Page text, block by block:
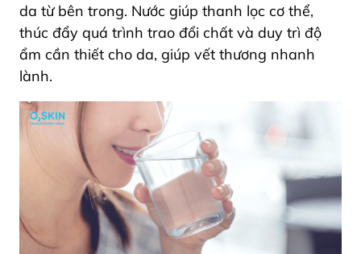
da từ bên trong. Nước giúp thanh lọc cơ thể,
thúc đẩy quá trình trao đổi chất và duy trì độ
ẩm cần thiết cho da, giúp vết thương nhanh
lành.